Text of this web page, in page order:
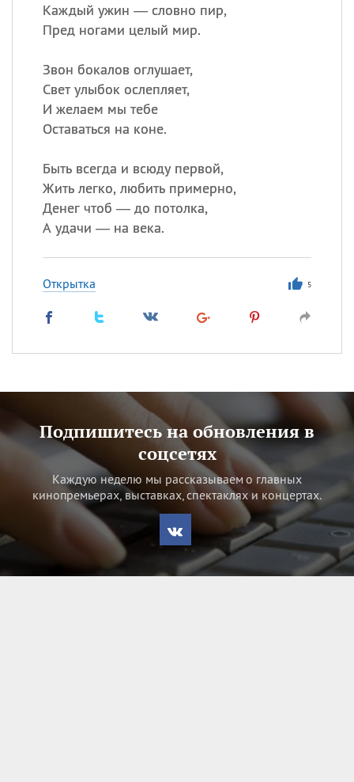
Каждый ужин — словно пир,
Пред ногами целый мир.
Звон бокалов оглушает,
Свет улыбок ослепляет,
И желаем мы тебе
Оставаться на коне.
Быть всегда и всюду первой,
Жить легко, любить примерно,
Денег чтоб — до потолка,
А удачи — на века.
Открытка 5
Подпишитесь на обновления в
соцсетях
Каждую неделю мы рассказываем о главных
кинопремьерах, выставках, спектаклях и концертах.